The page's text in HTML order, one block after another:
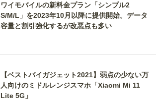
ワイモバイルの新料金プラン「シンプル2
S/M/L」を2023年10月以降に提供開始。データ
容量と割引強化するが改悪点も多い
【ベストバイガジェット2021】弱点の少ない万
人向けのミドルレンジスマホ「Xiaomi Mi 11
Lite 5G」